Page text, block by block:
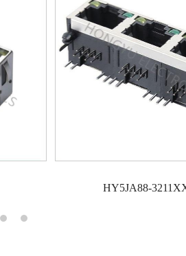
HY5JA88-